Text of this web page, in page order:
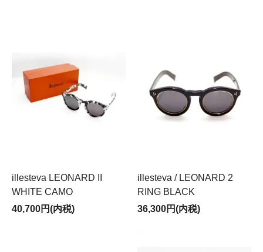
illesteva LEONARD II
WHITE CAMO
40,700円(内税)
illesteva / LEONARD 2
RING BLACK
36,300円(内税)